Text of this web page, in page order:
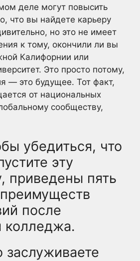
деле могут повысить
что вы найдете карьеру
но это не имеет
к тому, окончили ли вы
Калифорнии или
Это просто потому,
— это будущее. Тот факт,
от национальных
сообществу,
убедиться, что
эту
приведены пять
после
колледжа.
заслуживаете